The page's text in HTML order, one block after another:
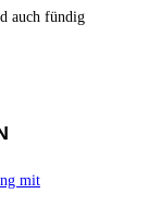
auch fündig